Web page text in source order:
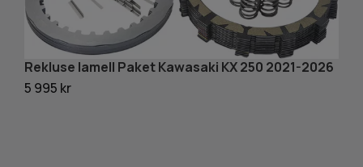
Rekluse lamell Paket Kawasaki KX 250 2021-2026
5 995 kr